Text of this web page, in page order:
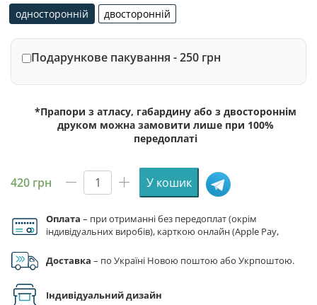
односторонній
односторонній
двосторонній
двосторонній
Подарункове пакування - 250 грн
*Прапори з атласу, габардину або з двостороннім
друком можна замовити лише при 100%
передоплаті
420 грн
Прапор
Могилів-
Подільський
У кошик
Оплата – при отриманні без передоплат (окрім
індивідуальних виробів), карткою онлайн (Apple Pay,
Доставка – по Україні Новою поштою або Укрпоштою.
Індивідуальний дизайн